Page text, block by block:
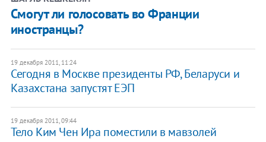
Смогут ли голосовать во Франции
иностранцы?
19 декабря 2011, 11:24
​Сегодня в Москве президенты РФ, Беларуси и
Казахстана запустят ЕЭП
19 декабря 2011, 09:44
​Тело Ким Чен Ира поместили в мавзолей